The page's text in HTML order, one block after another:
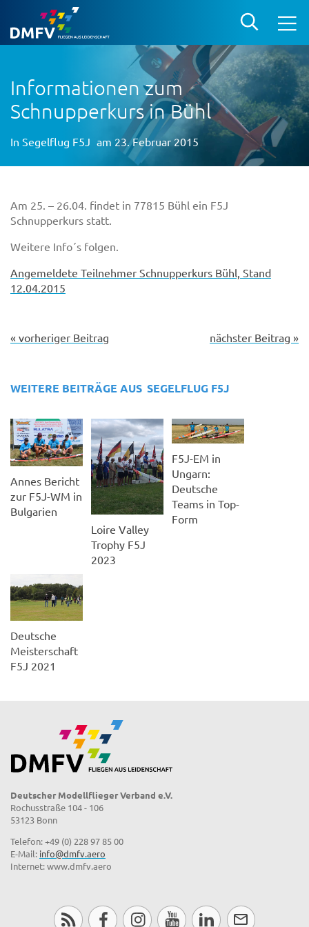
Informationen zum
Schnupperkurs in Bühl
In Segelflug F5J am 23. Februar 2015
Am 25. – 26.04. findet in 77815 Bühl ein F5J
Schnupperkurs statt.
Weitere Info´s folgen.
Angemeldete Teilnehmer Schnupperkurs Bühl, Stand
12.04.2015
« vorheriger Beitrag nächster Beitrag »
WEITERE BEITRÄGE AUS SEGELFLUG F5J
Annes Bericht
zur F5J-WM in
Bulgarien
Loire Valley
Trophy F5J
2023
F5J-EM in
Ungarn:
Deutsche
Teams in Top-
Form
Deutsche
Meisterschaft
F5J 2021
Deutscher Modellflieger Verband e.V.
Rochusstraße 104 - 106
53123 Bonn
Telefon: +49 (0) 228 97 85 00
E-Mail: info@dmfv.aero
Internet: www.dmfv.aero